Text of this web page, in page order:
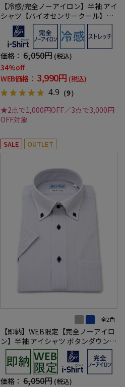
【冷感/完全ノーアイロン】半袖 アイ
シャツ【バイオセンサークール】ボ
タンダウン 吸湿冷感 高通気 ストラ
イプ ワイシャツ i-shirt 春夏
価格： 6,050円 (税込)
34%off
WEB価格： 3,990円 (税込)
4.9 （9）
★2点で1,000円OFF／3点で3,000円
OFF対象
SALE OUTLET
全2色
【即納】WEB限定【完全ノーアイロ
ン】半袖 アイシャツ ボタンダウン
ストレッチ ストライプ i-shirt ワイ
シャツ 春夏
価格： 6,050円 (税込)